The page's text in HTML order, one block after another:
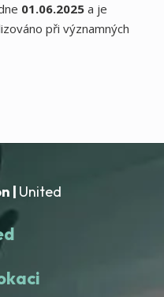
01.06.2025 a je
při významných
| United